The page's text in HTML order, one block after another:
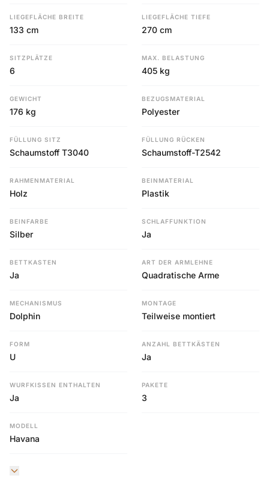
LIEGEFLÄCHE BREITE
133 cm
LIEGEFLÄCHE TIEFE
270 cm
SITZPLÄTZE
6
MAX. BELASTUNG
405 kg
GEWICHT
176 kg
BEZUGSMATERIAL
Polyester
FÜLLUNG SITZ
Schaumstoff T3040
FÜLLUNG RÜCKEN
Schaumstoff-T2542
RAHMENMATERIAL
Holz
BEINMATERIAL
Plastik
BEINFARBE
Silber
SCHLAFFUNKTION
Ja
BETTKASTEN
Ja
ART DER ARMLEHNE
Quadratische Arme
MECHANISMUS
Dolphin
MONTAGE
Teilweise montiert
FORM
U
ANZAHL BETTKÄSTEN
Ja
WURFKISSEN ENTHALTEN
Ja
PAKETE
3
MODELL
Havana